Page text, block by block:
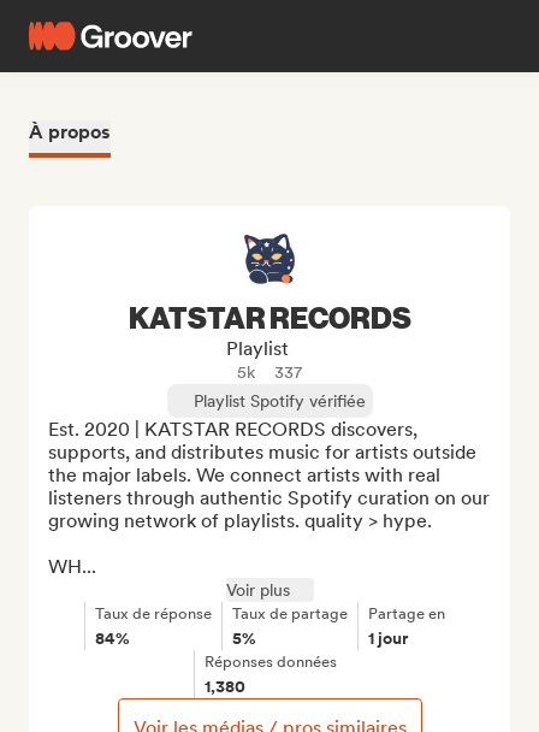
À propos
KATSTAR RECORDS
Playlist
5k
337
Playlist Spotify vérifiée
Est. 2020 | KATSTAR RECORDS discovers,
supports, and distributes music for artists outside
the major labels. We connect artists with real
listeners through authentic Spotify curation on our
growing network of playlists. quality > hype.
WH...
Voir plus
Taux de réponse
84%
Taux de partage
5%
Partage en
1 jour
Réponses données
1,380